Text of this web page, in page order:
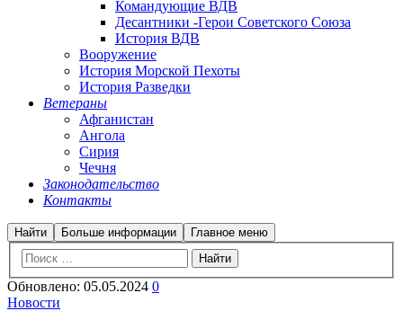
Командующие ВДВ
Десантники -Герои Советского Союза
История ВДВ
Вооружение
История Морской Пехоты
История Разведки
Ветераны
Афганистан
Ангола
Сирия
Чечня
Законодательство
Контакты
Найти Больше информации Главное меню
Обновлено: 05.05.2024 0
Новости